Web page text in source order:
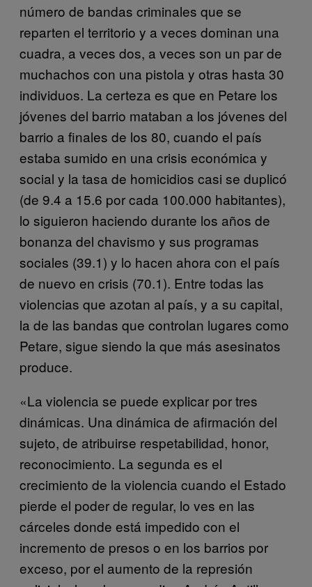
número de bandas criminales que se
reparten el territorio y a veces dominan una
cuadra, a veces dos, a veces son un par de
muchachos con una pistola y otras hasta 30
individuos. La certeza es que en Petare los
jóvenes del barrio mataban a los jóvenes del
barrio a finales de los 80, cuando el país
estaba sumido en una crisis económica y
social y la tasa de homicidios casi se duplicó
(de 9.4 a 15.6 por cada 100.000 habitantes),
lo siguieron haciendo durante los años de
bonanza del chavismo y sus programas
sociales (39.1) y lo hacen ahora con el país
de nuevo en crisis (70.1). Entre todas las
violencias que azotan al país, y a su capital,
la de las bandas que controlan lugares como
Petare, sigue siendo la que más asesinatos
produce.
«La violencia se puede explicar por tres
dinámicas. Una dinámica de afirmación del
sujeto, de atribuirse respetabilidad, honor,
reconocimiento. La segunda es el
crecimiento de la violencia cuando el Estado
pierde el poder de regular, lo ves en las
cárceles donde está impedido con el
incremento de presos o en los barrios por
exceso, por el aumento de la represión